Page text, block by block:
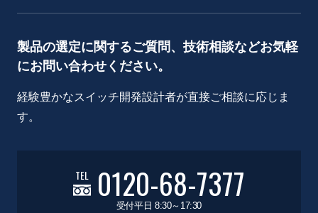
製品の選定に関するご質問、技術相談などお気軽
にお問い合わせください。
経験豊かなスイッチ開発設計者が直接ご相談に応じま
す。
TEL 0120-68-7377
受付平日 8:30～17:30